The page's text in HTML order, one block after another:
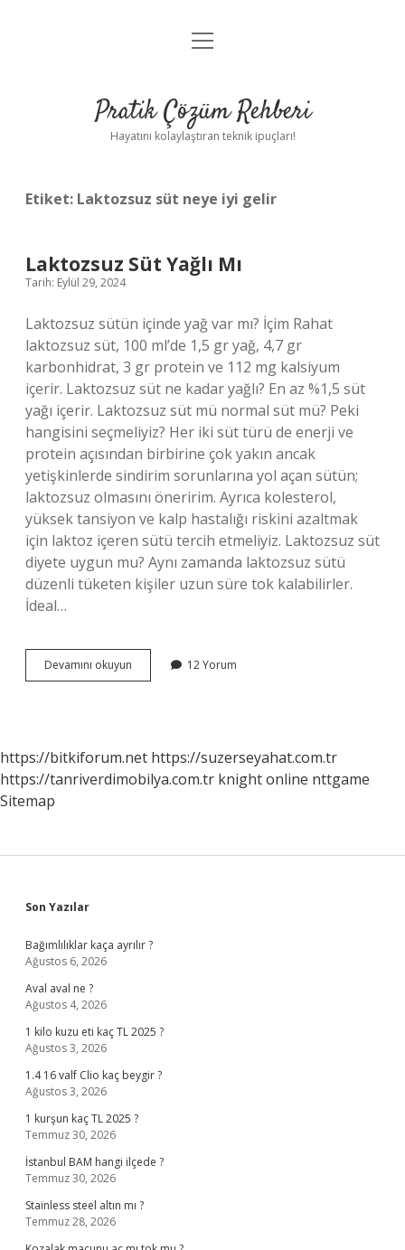
Anasayfa
Yasal Uyarı
menüyü
Pratik Çözüm Rehberi
Hayatını kolaylaştıran teknik ipuçları!
Etiket: Laktozsuz süt neye iyi gelir
Laktozsuz Süt Yağlı Mı
Tarih: Eylül 29, 2024
Laktozsuz sütün içinde yağ var mı? İçim Rahat
laktozsuz süt, 100 ml’de 1,5 gr yağ, 4,7 gr
karbonhidrat, 3 gr protein ve 112 mg kalsiyum
içerir. Laktozsuz süt ne kadar yağlı? En az %1,5 süt
yağı içerir. Laktozsuz süt mü normal süt mü? Peki
hangisini seçmeliyiz? Her iki süt türü de enerji ve
protein açısından birbirine çok yakın ancak
yetişkinlerde sindirim sorunlarına yol açan sütün;
laktozsuz olmasını öneririm. Ayrıca kolesterol,
yüksek tansiyon ve kalp hastalığı riskini azaltmak
için laktoz içeren sütü tercih etmeliyiz. Laktozsuz süt
diyete uygun mu? Aynı zamanda laktozsuz sütü
düzenli tüketen kişiler uzun süre tok kalabilirler.
İdeal…
Devamını okuyun Laktozsuz
Süt
12 Yorum
https://bitkiforum.net https://suzerseyahat.com.tr
https://tanriverdimobilya.com.tr knight online nttgame
Sitemap
Sidebar
Son Yazılar
Bağımlılıklar kaça ayrılır ?
Ağustos 6, 2026
Aval aval ne ?
Ağustos 4, 2026
1 kilo kuzu eti kaç TL 2025 ?
Ağustos 3, 2026
1.4 16 valf Clio kaç beygir ?
Ağustos 3, 2026
1 kurşun kaç TL 2025 ?
Temmuz 30, 2026
İstanbul BAM hangi ilçede ?
Temmuz 30, 2026
Stainless steel altın mı ?
Temmuz 28, 2026